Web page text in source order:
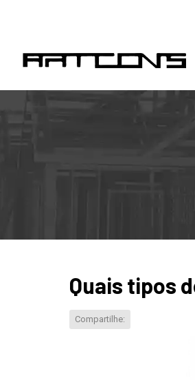
Quais tipos
Compartilhe: